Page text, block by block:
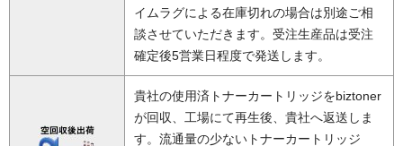
イムラグによる在庫切れの場合は別途ご相
談させていただきます。受注生産品は受注
確定後5営業日程度で発送します。
貴社の使用済トナーカートリッジをbiztoner
が回収、工場にて再生後、貴社へ返送しま
す。流通量の少ないトナーカートリッジ